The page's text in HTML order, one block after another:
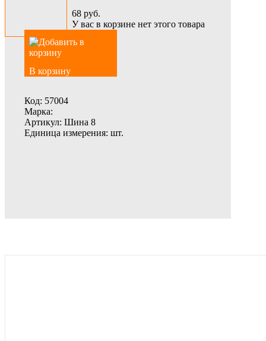
68 руб.
У вас в корзине нет этого товара
В корзину
Код: 57004
Марка:
Артикул: Шина 8
Единица измерения: шт.